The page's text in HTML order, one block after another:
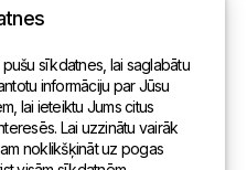
pasaulē
sīkdatnes, lai saglabātu
informāciju par Jūsu
lai ieteiktu Jums citus
Lai uzzinātu vairāk
noklikšķināt uz pogas